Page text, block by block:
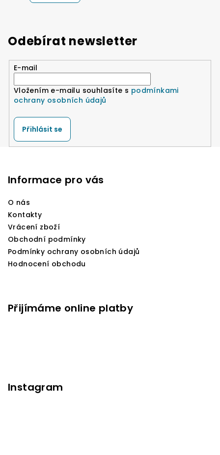
Odebírat newsletter
E-mail
Vložením e-mailu souhlasíte s podmínkami
ochrany osobních údajů
Přihlásit se
Informace pro vás
O nás
Kontakty
Vrácení zboží
Obchodní podmínky
Podmínky ochrany osobních údajů
Hodnocení obchodu
Přijímáme online platby
Instagram